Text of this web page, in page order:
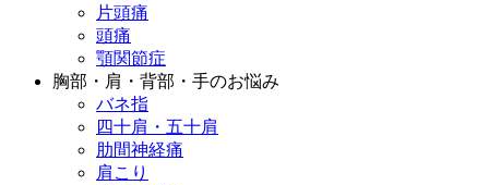
片頭痛
頭痛
顎関節症
胸部・肩・背部・手のお悩み
バネ指
四十肩・五十肩
肋間神経痛
肩こり